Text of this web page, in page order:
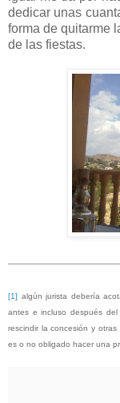
dedicar unas
forma de quitarme
de las fiestas.
[1] algún jurista debería
antes e incluso después
rescindir la concesión y
es o no obligado hacer una